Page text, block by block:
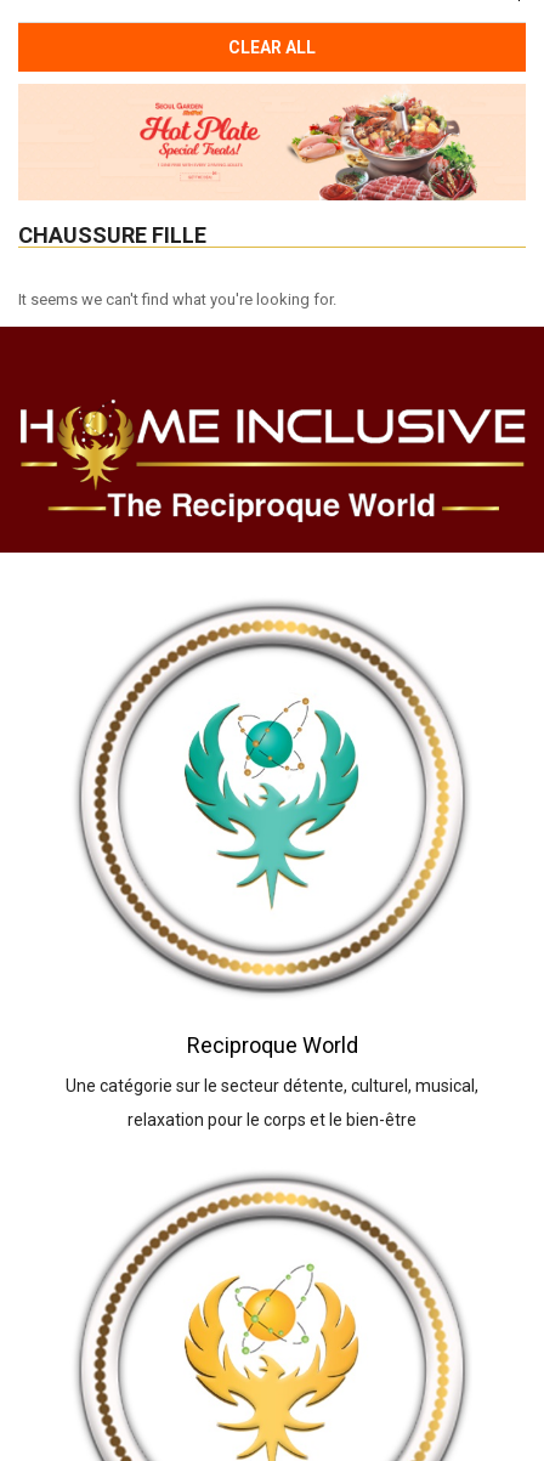
CLEAR ALL
CHAUSSURE FILLE
It seems we can't find what you're looking for.
Reciproque World
Une catégorie sur le secteur détente, culturel, musical,
relaxation pour le corps et le bien-être